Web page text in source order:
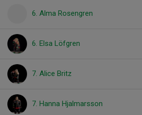
6. Alma Rosengren
6. Elsa Löfgren
7. Alice Britz
7. Hanna Hjalmarsson